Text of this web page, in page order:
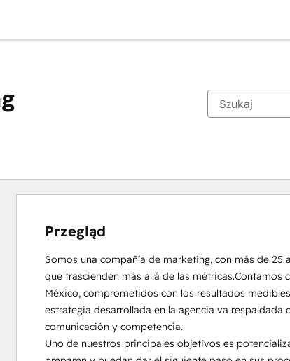
Przegląd
Somos una compañía de marketing, con más de
que trascienden más allá de las métricas.Contamos
México, comprometidos con los resultados
estrategia desarrollada en la agencia va
comunicación y competencia.
Uno de nuestros principales objetivos es